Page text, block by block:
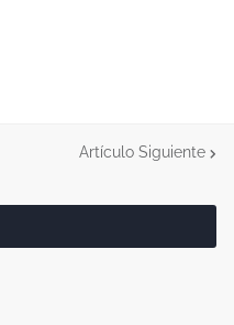
Artículo Siguiente